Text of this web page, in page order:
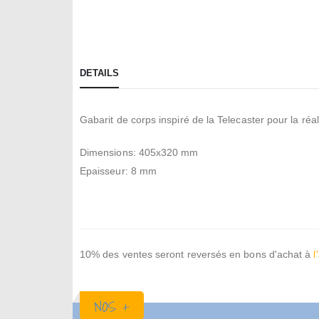
images
DETAILS
Gabarit de corps inspiré de la Telecaster pour la
Dimensions: 405x320 mm
Epaisseur: 8 mm
10% des ventes seront reversés en bons d'achat à
NOS +